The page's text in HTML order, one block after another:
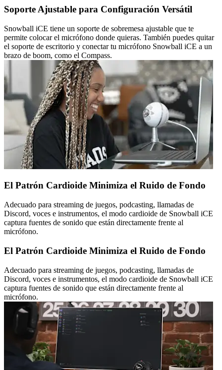
Soporte Ajustable para Configuración Versátil
Snowball iCE tiene un soporte de sobremesa ajustable que te
permite colocar el micrófono donde quieras. También puedes quitar
el soporte de escritorio y conectar tu micrófono Snowball iCE a un
brazo de boom, como el Compass.
El Patrón Cardioide Minimiza el Ruido de Fondo
Adecuado para streaming de juegos, podcasting, llamadas de
Discord, voces e instrumentos, el modo cardioide de Snowball iCE
captura fuentes de sonido que están directamente frente al
micrófono.
El Patrón Cardioide Minimiza el Ruido de Fondo
Adecuado para streaming de juegos, podcasting, llamadas de
Discord, voces e instrumentos, el modo cardioide de Snowball iCE
captura fuentes de sonido que están directamente frente al
micrófono.